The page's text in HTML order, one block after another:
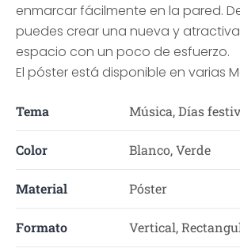
enmarcar fácilmente en la pared.
puedes crear una nueva y
espacio con un poco de esfuerzo.
El póster está disponible en varias
Tema Música, Días
Color Blanco, Verde
Material Póster
Formato Vertical,